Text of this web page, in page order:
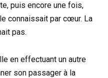
puis encore une fois,
connaissait par cœur. La
pas.
en effectuant un autre
son passager à la